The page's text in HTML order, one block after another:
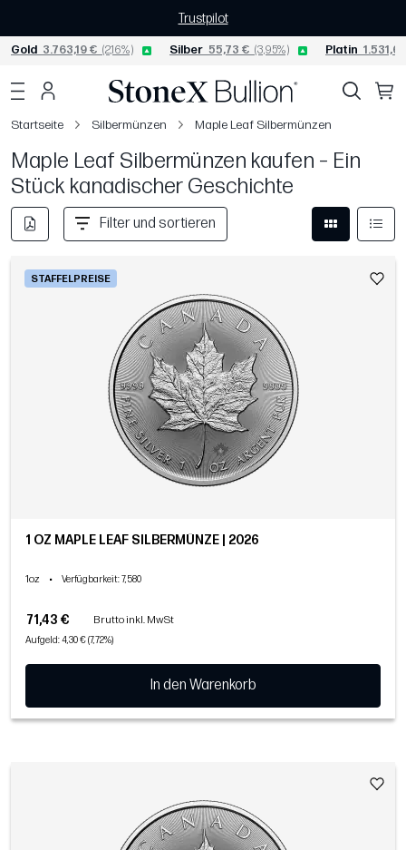
Trustpilot
Gold 3.763,19 € (2,16%) Silber 55,73 € (3,95%) Platin
Startseite Silbermünzen Maple Leaf Silbermünzen
Maple Leaf Silbermünzen kaufen – Ein
Stück kanadischer Geschichte
Filter und sortieren
STAFFELPREISE
1 OZ MAPLE LEAF SILBERMÜNZE | 2026
1oz • Verfügbarkeit: 7,580
71,43 € Brutto inkl. MwSt
Aufgeld: 4,30 € (7,72%)
In den Warenkorb